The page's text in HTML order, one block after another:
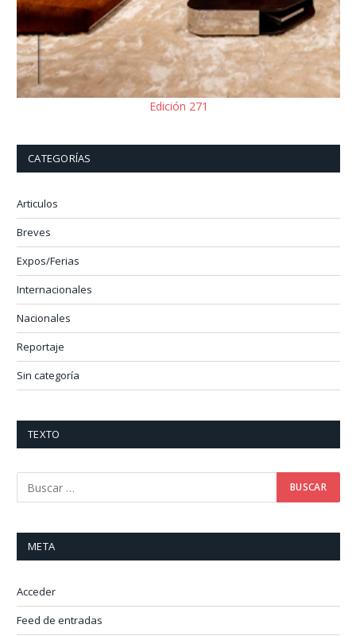
Edición 271
CATEGORÍAS
Articulos
Breves
Expos/Ferias
Internacionales
Nacionales
Reportaje
Sin categoría
TEXTO
META
Acceder
Feed de entradas